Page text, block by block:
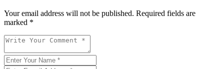
Your email address will not be published. Required fields are
marked *